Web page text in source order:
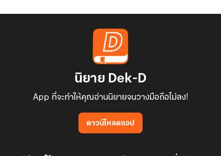
นิยาย Dek-D
App ที่จะทำให้คุณอ่านนิยายจนวางมือถือไม่ลง!
ดาวน์โหลดแอป